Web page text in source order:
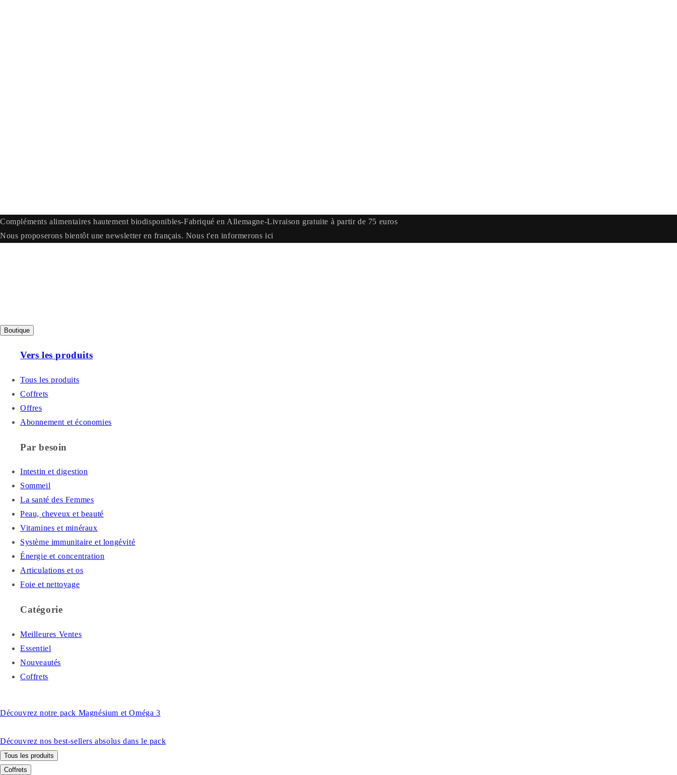
Compléments alimentaires hautement biodisponibles-Fabriqué en Allemagne-Livraison gratuite à partir de 75 euros
Nous proposerons bientôt une newsletter en français. Nous t'en informerons ici
Boutique
Vers les produits
Tous les produits
Coffrets
Offres
Abonnement et économies
Par besoin
Intestin et digestion
Sommeil
La santé des Femmes
Peau, cheveux et beauté
Vitamines et minéraux
Système immunitaire et longévité
Énergie et concentration
Articulations et os
Foie et nettoyage
Catégorie
Meilleures Ventes
Essentiel
Nouveautés
Coffrets
Découvrez notre pack Magnésium et Oméga 3
Découvrez nos best-sellers absolus dans le pack
Tous les produits
Coffrets